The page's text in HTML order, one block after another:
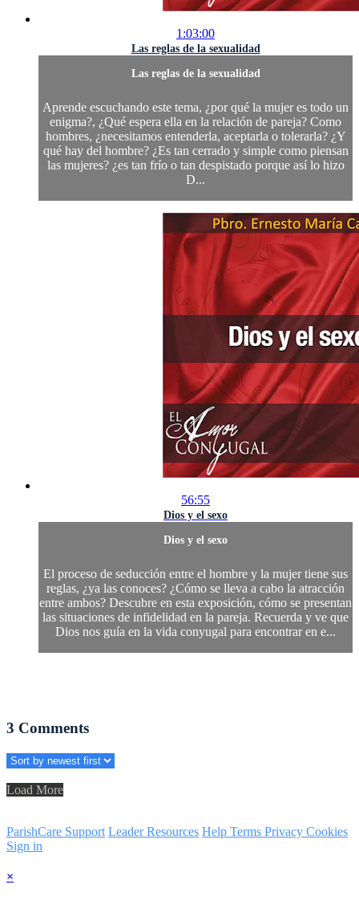
1:03:00
Las reglas de la sexualidad
Las reglas de la sexualidad
Aprende escuchando este tema, ¿por qué la mujer es todo un
enigma?, ¿Qué espera ella en la relación de pareja? Como
hombres, ¿necesitamos entenderla, aceptarla o tolerarla? ¿Y
qué hay del hombre? ¿Es tan cerrado y simple como piensan
las mujeres? ¿es tan frío o tan despistado porque así lo hizo
D...
56:55
Dios y el sexo
Dios y el sexo
El proceso de seducción entre el hombre y la mujer tiene sus
reglas, ¿ya las conoces? ¿Cómo se lleva a cabo la atracción
entre ambos? Descubre en esta exposición, cómo se presentan
las situaciones de infidelidad en la pareja. Recuerda y ve que
Dios nos guía en la vida conyugal para encontrar en e...
3 Comments
Load More
ParishCare Support Leader Resources Help Terms Privacy Cookies
Sign in
×